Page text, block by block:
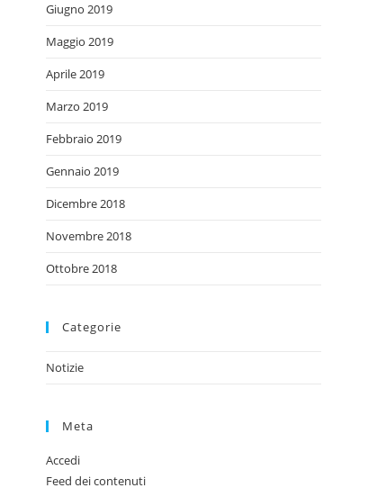
Giugno 2019
Maggio 2019
Aprile 2019
Marzo 2019
Febbraio 2019
Gennaio 2019
Dicembre 2018
Novembre 2018
Ottobre 2018
Categorie
Notizie
Meta
Accedi
Feed dei contenuti